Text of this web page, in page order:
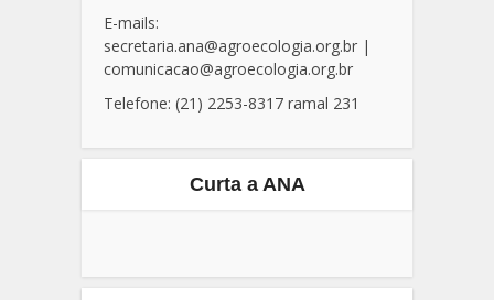
E-mails:
secretaria.ana@agroecologia.org.br |
comunicacao@agroecologia.org.br
Telefone: (21) 2253-8317 ramal 231
Curta a ANA